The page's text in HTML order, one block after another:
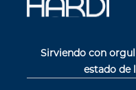
Sirviendo con
estado de